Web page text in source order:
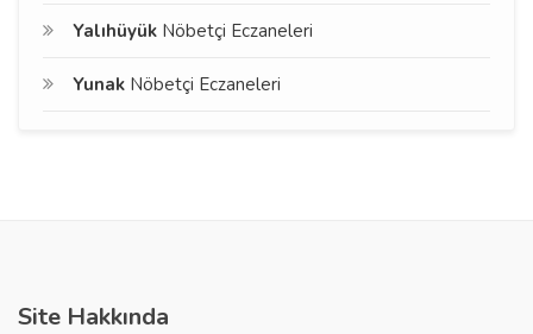
Yalıhüyük Nöbetçi Eczaneleri
Yunak Nöbetçi Eczaneleri
Site Hakkında